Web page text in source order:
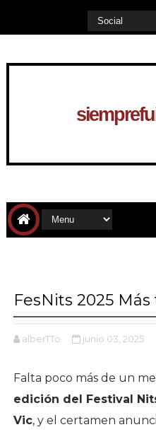
FesNits 2025
alberTTo junio 03, 2025
Falta poco más de un
edición del Festival
Vic, y el certamen